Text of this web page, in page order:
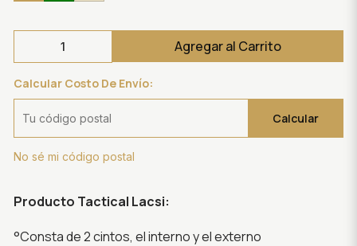
Agregar al Carrito
Calcular Costo De Envío:
Calcular
No sé mi código postal
Producto Tactical Lacsi:
°Consta de 2 cintos, el interno y el externo